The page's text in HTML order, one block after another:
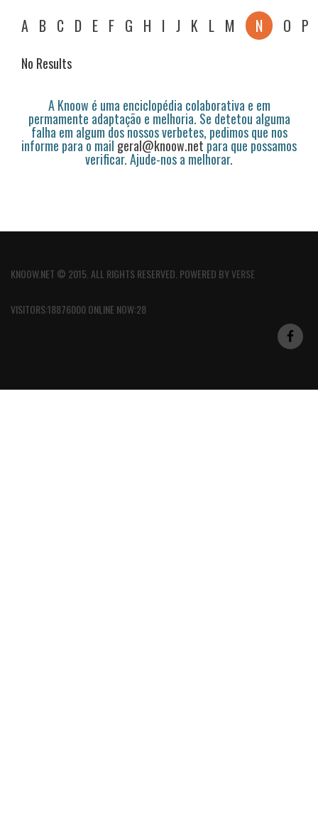
A B C D E F G H I J K L M N O P
No Results
A Knoow é uma enciclopédia colaborativa e em
permamente adaptação e melhoria. Se detetou alguma
falha em algum dos nossos verbetes, pedimos que nos
informe para o mail geral@knoow.netpara que possamos
verificar. Ajude-nos a melhorar.
KNOOW.NET © 2015. ALL RIGHTS RESERVED. POWERED BYVERSE
VISITORS:18876000 ONLINE NOW:28